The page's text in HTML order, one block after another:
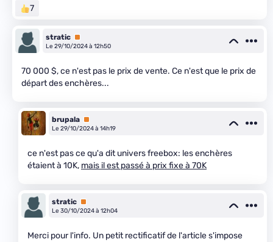
7
stratic Premium
Le 29/10/2024 à 12h50
70 000 $, ce n'est pas le prix de vente. Ce n'est que le prix de
départ des enchères...
brupala Premium
Le 29/10/2024 à 14h19
ce n'est pas ce qu'a dit univers freebox: les enchères
étaient à 10K, mais il est passé à prix fixe à 70K
stratic Premium
Le 30/10/2024 à 12h04
Merci pour l'info. Un petit rectificatif de l'article s'impose